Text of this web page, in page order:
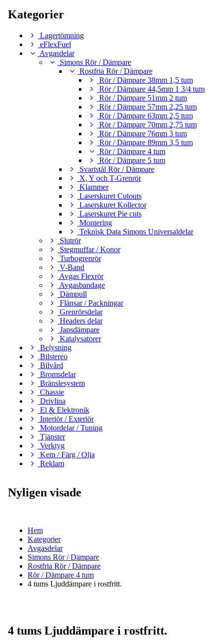
Kategorier
Lagertömning
eFlexFuel
Avgasdelar
Simons Rör / Dämpare
Rostfria Rör / Dämpare
Rör / Dämpare 38mm 1,5 tum
Rör / Dämpare 44,5mm 1 3/4 tum
Rör / Dämpare 51mm 2 tum
Rör / Dämpare 57mm 2,25 tum
Rör / Dämpare 63mm 2,5 tum
Rör / Dämpare 70mm 2,75 tum
Rör / Dämpare 76mm 3 tum
Rör / Dämpare 89mm 3,5 tum
Rör / Dämpare 4 tum
Rör / Dämpare 5 tum
Svartstål Rör / Dämpare
X, Y och T-Grenrör
Klammer
Laserskuret Cutouts
Laserskuret Kollector
Laserskuret Pie cuts
Montering
Teknisk Data Simons Universaldelar
Slutrör
Stegmuffar / Konor
Turbogrenrör
V-Band
Avgas Flexrör
Avgasbandage
Dämpull
Flänsar / Packningar
Grenrörsdelar
Headers delar
Japsdämpare
Katalysatorer
Belysning
Bilstereo
Bilvård
Bromsdelar
Bränslesystem
Chassie
Drivlina
El & Elektronik
Interiör / Exteriör
Motordelar / Tuning
Tjänster
Verktyg
Kem / Färg / Olja
Reklam
Nyligen visade
Hem
Kategorier
Avgasdelar
Simons Rör / Dämpare
Rostfria Rör / Dämpare
Rör / Dämpare 4 tum
4 tums Ljuddämpare i rostfritt.
4 tums Ljuddämpare i rostfritt.